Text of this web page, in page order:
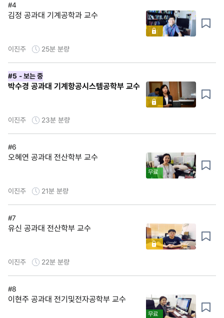
#4
김정 공과대 기계공학과 교수
이진주 25분 분량
#5 - 보는 중
박수경 공과대 기계항공시스템공학부 교수
이진주 23분 분량
#6
오혜연 공과대 전산학부 교수
무료
이진주 21분 분량
#7
유신 공과대 전산학부 교수
이진주 22분 분량
#8
이현주 공과대 전기및전자공학부 교수
무료